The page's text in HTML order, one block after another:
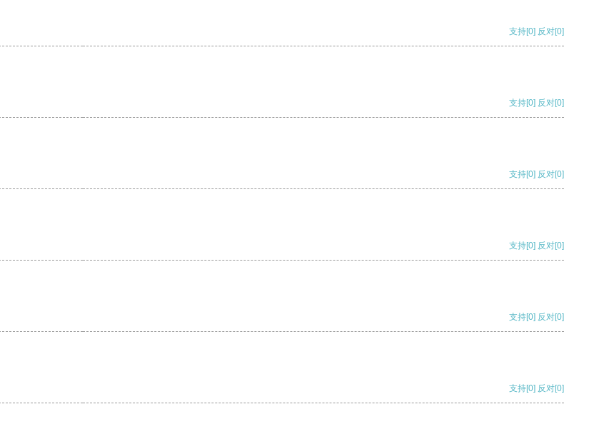
支持[0] 反对[0]
支持[0] 反对[0]
支持[0] 反对[0]
支持[0] 反对[0]
支持[0] 反对[0]
支持[0] 反对[0]